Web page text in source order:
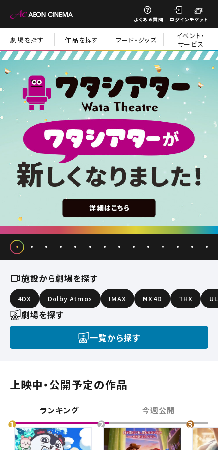
よくある質問 ログインチケット
劇場を探す 作品を探す フード・グッズ
イベント・
サービス
施設から劇場を探す
4DX Dolby Atmos IMAX MX4D THX
劇場を探す
一覧から探す
上映中・公開予定の作品
ランキング 今週公開
閉じる